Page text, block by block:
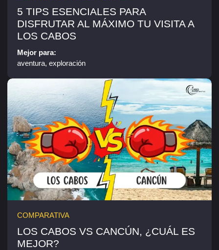
5 TIPS ESENCIALES PARA
DISFRUTAR AL MÁXIMO TU VISITA A
LOS CABOS
Mejor para:
aventura, exploración
COMPARATIVA
LOS CABOS VS CANCÚN, ¿CUÁL ES
MEJOR?